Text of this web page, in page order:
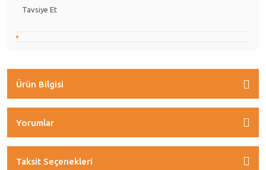
Tavsiye Et
Ürün Bilgisi
Yorumlar
Taksit Seçenekleri